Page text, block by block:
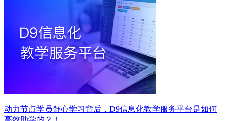
动力节点学员舒心学习背后，D9信息化教学服务平台是如何